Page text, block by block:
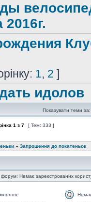
2016г.
1, 2 ]
идолов
Показувати теми за:
1 з 7 [ Тем: 333 ]
» Запрошення до покатеньок
Немає зареєстрованих